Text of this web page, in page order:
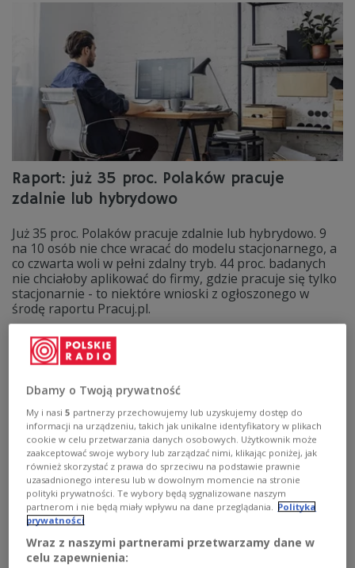
Raport: już 35 proc. Polaków pracuje
zdalnie lub hybrydowo
Już 35 proc. Polaków pracuje zdalnie lub hybrydowo. 9
na 10 osób nie chce wracać do modelu stacjonarnego, a
co czwarta woli w pełni zdalny tryb. 44 proc. badanych
nie chciałoby aplikować do firmy, gdzie pracuje się tylko
stacjonarnie - to niektóre wnioski z ogłoszonego w
środę raportu Pracuj.pl.
Rynek pracy 2022. Gdzie pracować po
powrocie z emigracji?
Dbamy o Twoją prywatność
My i nasi5 partnerzy przechowujemy lub uzyskujemy dostęp do
informacji na urządzeniu, takich jak unikalne identyfikatory w plikach
cookie w celu przetwarzania danych osobowych. Użytkownik może
zaakceptować swoje wybory lub zarządzać nimi, klikając poniżej, jak
również skorzystać z prawa do sprzeciwu na podstawie prawnie
uzasadnionego interesu lub w dowolnym momencie na stronie
polityki prywatności. Te wybory będą sygnalizowane naszym
partnerom i nie będą miały wpływu na dane przeglądania.
Polityka
prywatności
Wraz z naszymi partnerami przetwarzamy dane w
celu zapewnienia: